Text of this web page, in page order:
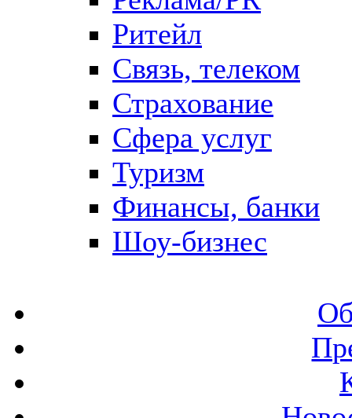
Ритейл
Связь, телеком
Страхование
Сфера услуг
Туризм
Финансы, банки
Шоу-бизнес